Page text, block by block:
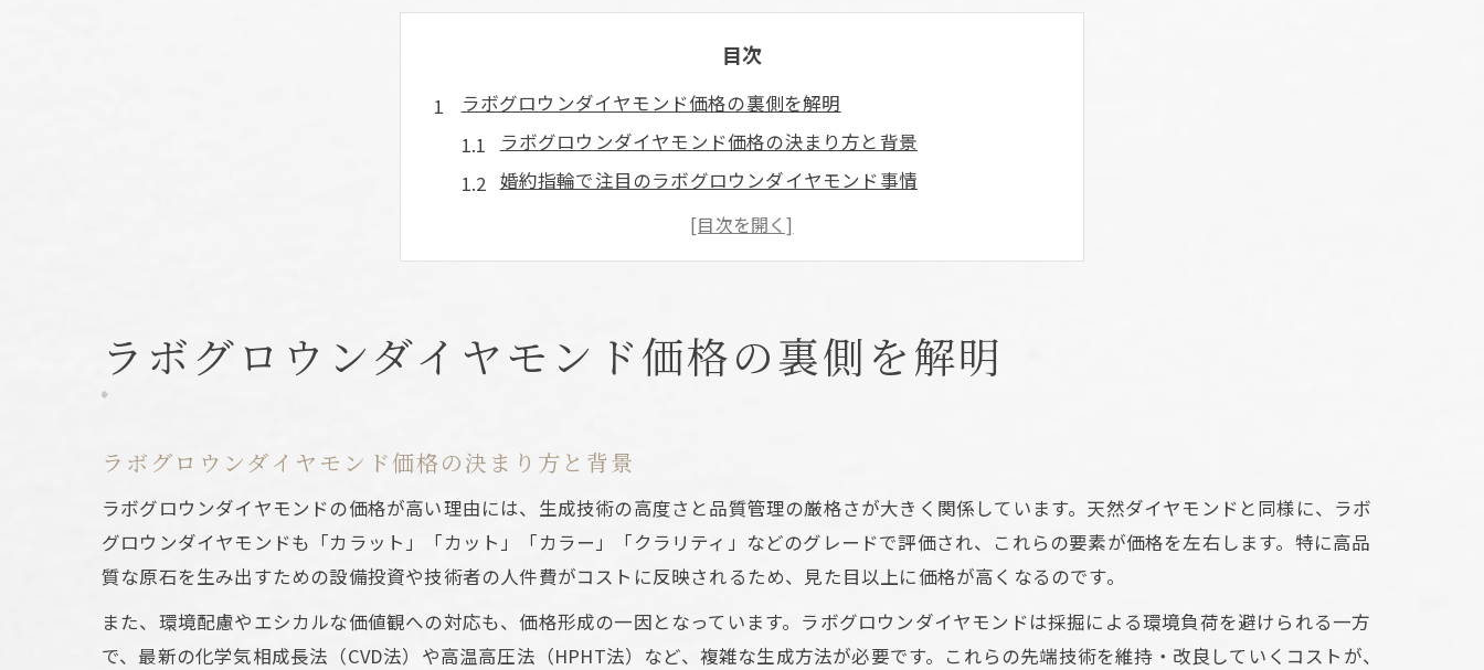
目次
ラボグロウンダイヤモンド価格の裏側を解明
ラボグロウンダイヤモンド価格の決まり方と背景
婚約指輪で注目のラボグロウンダイヤモンド事情
販売店ごとに異なるラボグロウンダイヤモンドの価格差
ラボグロウンダイヤモンド1カラット価格の相場感
なぜラボグロウンダイヤモンドが高額になるのか
先進技術が支えるラボグロウンダイヤモンドの高額化
高品質追求がラボグロウンダイヤモンド価格に与える影響
小粒サイズが割高に感じるラボグロウンダイヤモンド事情
エシカル志向でも価格に差が生じる理由
ブランドごとに異なるエシカルなラボグロウンダイヤモンド価格
ラボグロウンダイヤモンド価格の裏側を解明
ラボグロウンダイヤモンド価格の決まり方と背景
ラボグロウンダイヤモンドの価格が高い理由には、生成技術の高度さと品質管理の厳格さが大きく関係しています。天然ダイヤモンドと同様に、ラボ
グロウンダイヤモンドも「カラット」「カット」「カラー」「クラリティ」などのグレードで評価され、これらの要素が価格を左右します。特に高品
質な原石を生み出すための設備投資や技術者の人件費がコストに反映されるため、見た目以上に価格が高くなるのです。
また、環境配慮やエシカルな価値観への対応も、価格形成の一因となっています。ラボグロウンダイヤモンドは採掘による環境負荷を避けられる一方
で、最新の化学気相成長法（CVD法）や高温高圧法（HPHT法）など、複雑な生成方法が必要です。これらの先端技術を維持・改良していくコストが、